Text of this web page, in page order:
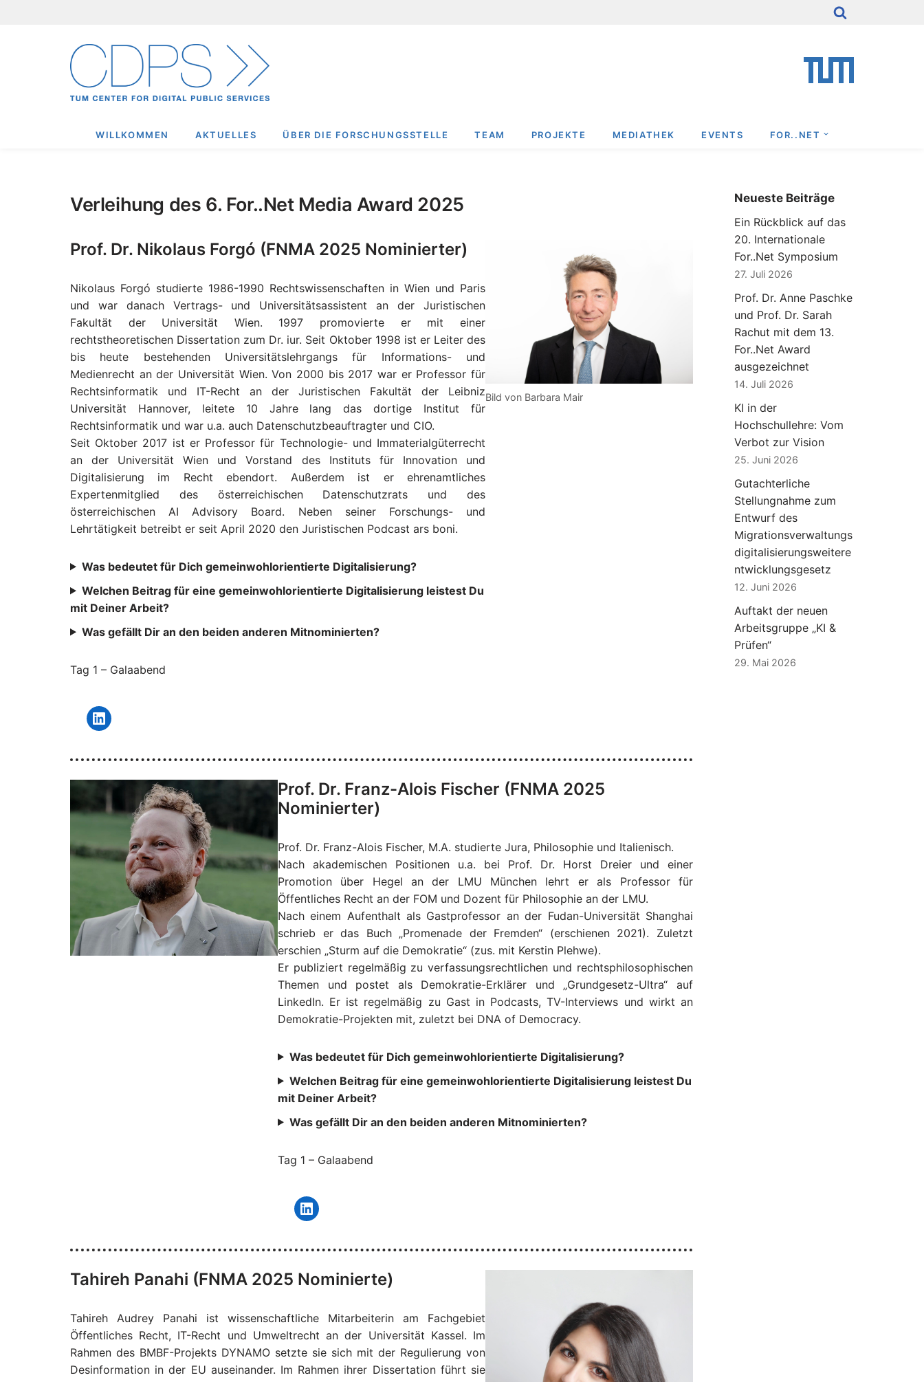
WILLKOMMEN AKTUELLES ÜBER DIE FORSCHUNGSSTELLE TEAM PROJEKTE MEDIATHEK EVENTS FOR..NET
Verleihung des 6. For..Net Media Award 2025
Prof. Dr. Nikolaus Forgó (FNMA 2025 Nominierter)
Nikolaus Forgó studierte 1986-1990 Rechtswissenschaften in Wien und Paris
und war danach Vertrags- und Universitätsassistent an der Juristischen
Fakultät der Universität Wien. 1997 promovierte er mit einer
rechtstheoretischen Dissertation zum Dr. iur. Seit Oktober 1998 ist er Leiter des
bis heute bestehenden Universitätslehrgangs für Informations- und
Medienrecht an der Universität Wien. Von 2000 bis 2017 war er Professor für
Rechtsinformatik und IT-Recht an der Juristischen Fakultät der Leibniz
Universität Hannover, leitete 10 Jahre lang das dortige Institut für
Rechtsinformatik und war u.a. auch Datenschutzbeauftragter und CIO.
Seit Oktober 2017 ist er Professor für Technologie- und Immaterialgüterrecht
an der Universität Wien und Vorstand des Instituts für Innovation und
Digitalisierung im Recht ebendort. Außerdem ist er ehrenamtliches
Expertenmitglied des österreichischen Datenschutzrats und des
österreichischen AI Advisory Board. Neben seiner Forschungs- und
Lehrtätigkeit betreibt er seit April 2020 den Juristischen Podcast ars boni.
Was bedeutet für Dich gemeinwohlorientierte Digitalisierung?
Welchen Beitrag für eine gemeinwohlorientierte Digitalisierung leistest Du
mit Deiner Arbeit?
Was gefällt Dir an den beiden anderen Mitnominierten?
Tag 1 – Galaabend
Bild von Barbara Mair
Prof. Dr. Franz-Alois Fischer (FNMA 2025
Nominierter)
Prof. Dr. Franz-Alois Fischer, M.A. studierte Jura, Philosophie und Italienisch.
Nach akademischen Positionen u.a. bei Prof. Dr. Horst Dreier und einer
Promotion über Hegel an der LMU München lehrt er als Professor für
Öffentliches Recht an der FOM und Dozent für Philosophie an der LMU.
Nach einem Aufenthalt als Gastprofessor an der Fudan-Universität Shanghai
schrieb er das Buch „Promenade der Fremden“ (erschienen 2021). Zuletzt
erschien „Sturm auf die Demokratie“ (zus. mit Kerstin Plehwe).
Er publiziert regelmäßig zu verfassungsrechtlichen und rechtsphilosophischen
Themen und postet als Demokratie-Erklärer und „Grundgesetz-Ultra“ auf
LinkedIn. Er ist regelmäßig zu Gast in Podcasts, TV-Interviews und wirkt an
Demokratie-Projekten mit, zuletzt bei DNA of Democracy.
Was bedeutet für Dich gemeinwohlorientierte Digitalisierung?
Welchen Beitrag für eine gemeinwohlorientierte Digitalisierung leistest Du
mit Deiner Arbeit?
Was gefällt Dir an den beiden anderen Mitnominierten?
Tag 1 – Galaabend
Tahireh Panahi (FNMA 2025 Nominierte)
Tahireh Audrey Panahi ist wissenschaftliche Mitarbeiterin am Fachgebiet
Öffentliches Recht, IT-Recht und Umweltrecht an der Universität Kassel. Im
Rahmen des BMBF-Projekts DYNAMO setzte sie sich mit der Regulierung von
Desinformation in der EU auseinander. Im Rahmen ihrer Dissertation führt sie
Neueste Beiträge
Ein Rückblick auf das
20. Internationale
For..Net Symposium
27. Juli 2026
Prof. Dr. Anne Paschke
und Prof. Dr. Sarah
Rachut mit dem 13.
For..Net Award
ausgezeichnet
14. Juli 2026
KI in der
Hochschullehre: Vom
Verbot zur Vision
25. Juni 2026
Gutachterliche
Stellungnahme zum
Entwurf des
Migrationsverwaltungs
digitalisierungsweitere
ntwicklungsgesetz
12. Juni 2026
Auftakt der neuen
Arbeitsgruppe „KI &
Prüfen“
29. Mai 2026